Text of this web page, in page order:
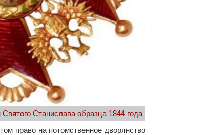
Станислава образца 1844 года
право на потомственное дворянство